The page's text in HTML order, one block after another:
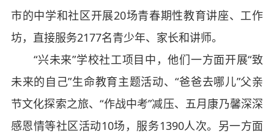
市的中学和社区开展20场青春期性教育讲座、工作
坊，直接服务2177名青少年、家长和讲师。
“兴未来”学校社工项目中，他们一方面开展“致
未来的自己”生命教育主题活动、“爸爸去哪儿”父亲
节文化探索之旅、“作战中考”减压、五月康乃馨深深
感恩情等社区活动10场，服务1390人次。另一方面